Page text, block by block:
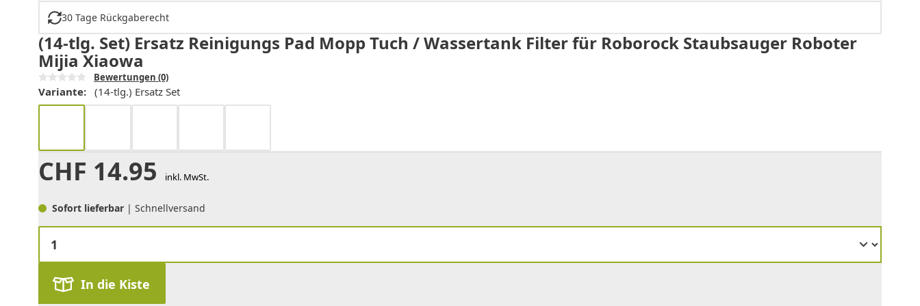
30 Tage Rückgaberecht
(14-tlg. Set) Ersatz Reinigungs Pad Mopp Tuch / Wassertank Filter für Roborock Staubsauger Roboter
Mijia Xiaowa
Bewertungen (0)
Variante: (14-tlg.) Ersatz Set
CHF 14.95 inkl. MwSt.
Sofort lieferbar | Schnellversand
In die Kiste